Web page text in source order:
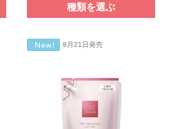
種類を選ぶ
8月21日発売